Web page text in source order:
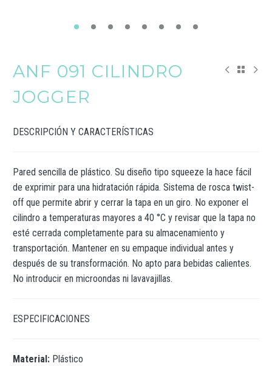
ANF 091 CILINDRO
JOGGER
DESCRIPCIÓN Y CARACTERÍSTICAS
Pared sencilla de plástico. Su diseño tipo squeeze la hace fácil
de exprimir para una hidratación rápida. Sistema de rosca twist-
off que permite abrir y cerrar la tapa en un giro. No exponer el
cilindro a temperaturas mayores a 40 °C y revisar que la tapa no
esté cerrada completamente para su almacenamiento y
transportación. Mantener en su empaque individual antes y
después de su transformación. No apto para bebidas calientes.
No introducir en microondas ni lavavajillas.
ESPECIFICACIONES
Material: Plástico